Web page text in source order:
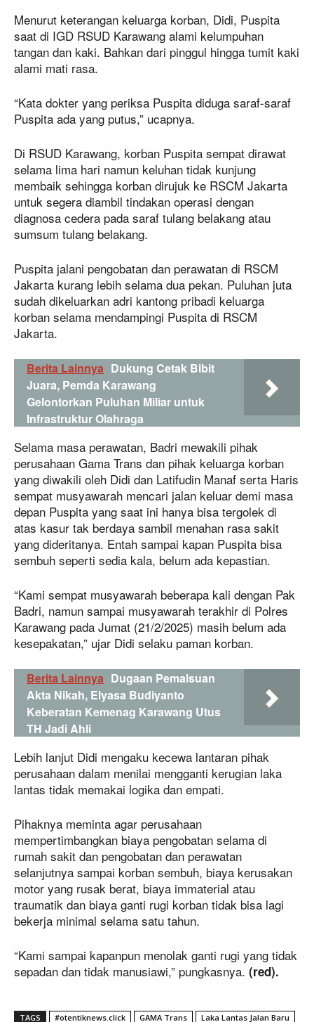
Menurut keterangan keluarga korban, Didi, Puspita
saat di IGD RSUD Karawang alami kelumpuhan
tangan dan kaki. Bahkan dari pinggul hingga tumit kaki
alami mati rasa.
“Kata dokter yang periksa Puspita diduga saraf-saraf
Puspita ada yang putus,” ucapnya.
Di RSUD Karawang, korban Puspita sempat dirawat
selama lima hari namun keluhan tidak kunjung
membaik sehingga korban dirujuk ke RSCM Jakarta
untuk segera diambil tindakan operasi dengan
diagnosa cedera pada saraf tulang belakang atau
sumsum tulang belakang.
Puspita jalani pengobatan dan perawatan di RSCM
Jakarta kurang lebih selama dua pekan. Puluhan juta
sudah dikeluarkan adri kantong pribadi keluarga
korban selama mendampingi Puspita di RSCM
Jakarta.
Berita Lainnya Dukung Cetak Bibit
Juara, Pemda Karawang
Gelontorkan Puluhan Miliar untuk
Infrastruktur Olahraga
Selama masa perawatan, Badri mewakili pihak
perusahaan Gama Trans dan pihak keluarga korban
yang diwakili oleh Didi dan Latifudin Manaf serta Haris
sempat musyawarah mencari jalan keluar demi masa
depan Puspita yang saat ini hanya bisa tergolek di
atas kasur tak berdaya sambil menahan rasa sakit
yang dideritanya. Entah sampai kapan Puspita bisa
sembuh seperti sedia kala, belum ada kepastian.
“Kami sempat musyawarah beberapa kali dengan Pak
Badri, namun sampai musyawarah terakhir di Polres
Karawang pada Jumat (21/2/2025) masih belum ada
kesepakatan,” ujar Didi selaku paman korban.
Berita Lainnya Dugaan Pemalsuan
Akta Nikah, Elyasa Budiyanto
Keberatan Kemenag Karawang Utus
TH Jadi Ahli
Lebih lanjut Didi mengaku kecewa lantaran pihak
perusahaan dalam menilai mengganti kerugian laka
lantas tidak memakai logika dan empati.
Pihaknya meminta agar perusahaan
mempertimbangkan biaya pengobatan selama di
rumah sakit dan pengobatan dan perawatan
selanjutnya sampai korban sembuh, biaya kerusakan
motor yang rusak berat, biaya immaterial atau
traumatik dan biaya ganti rugi korban tidak bisa lagi
bekerja minimal selama satu tahun.
“Kami sampai kapanpun menolak ganti rugi yang tidak
sepadan dan tidak manusiawi,” pungkasnya. (red).
TAGS #otentiknews.click GAMA Trans Laka Lantas Jalan Baru